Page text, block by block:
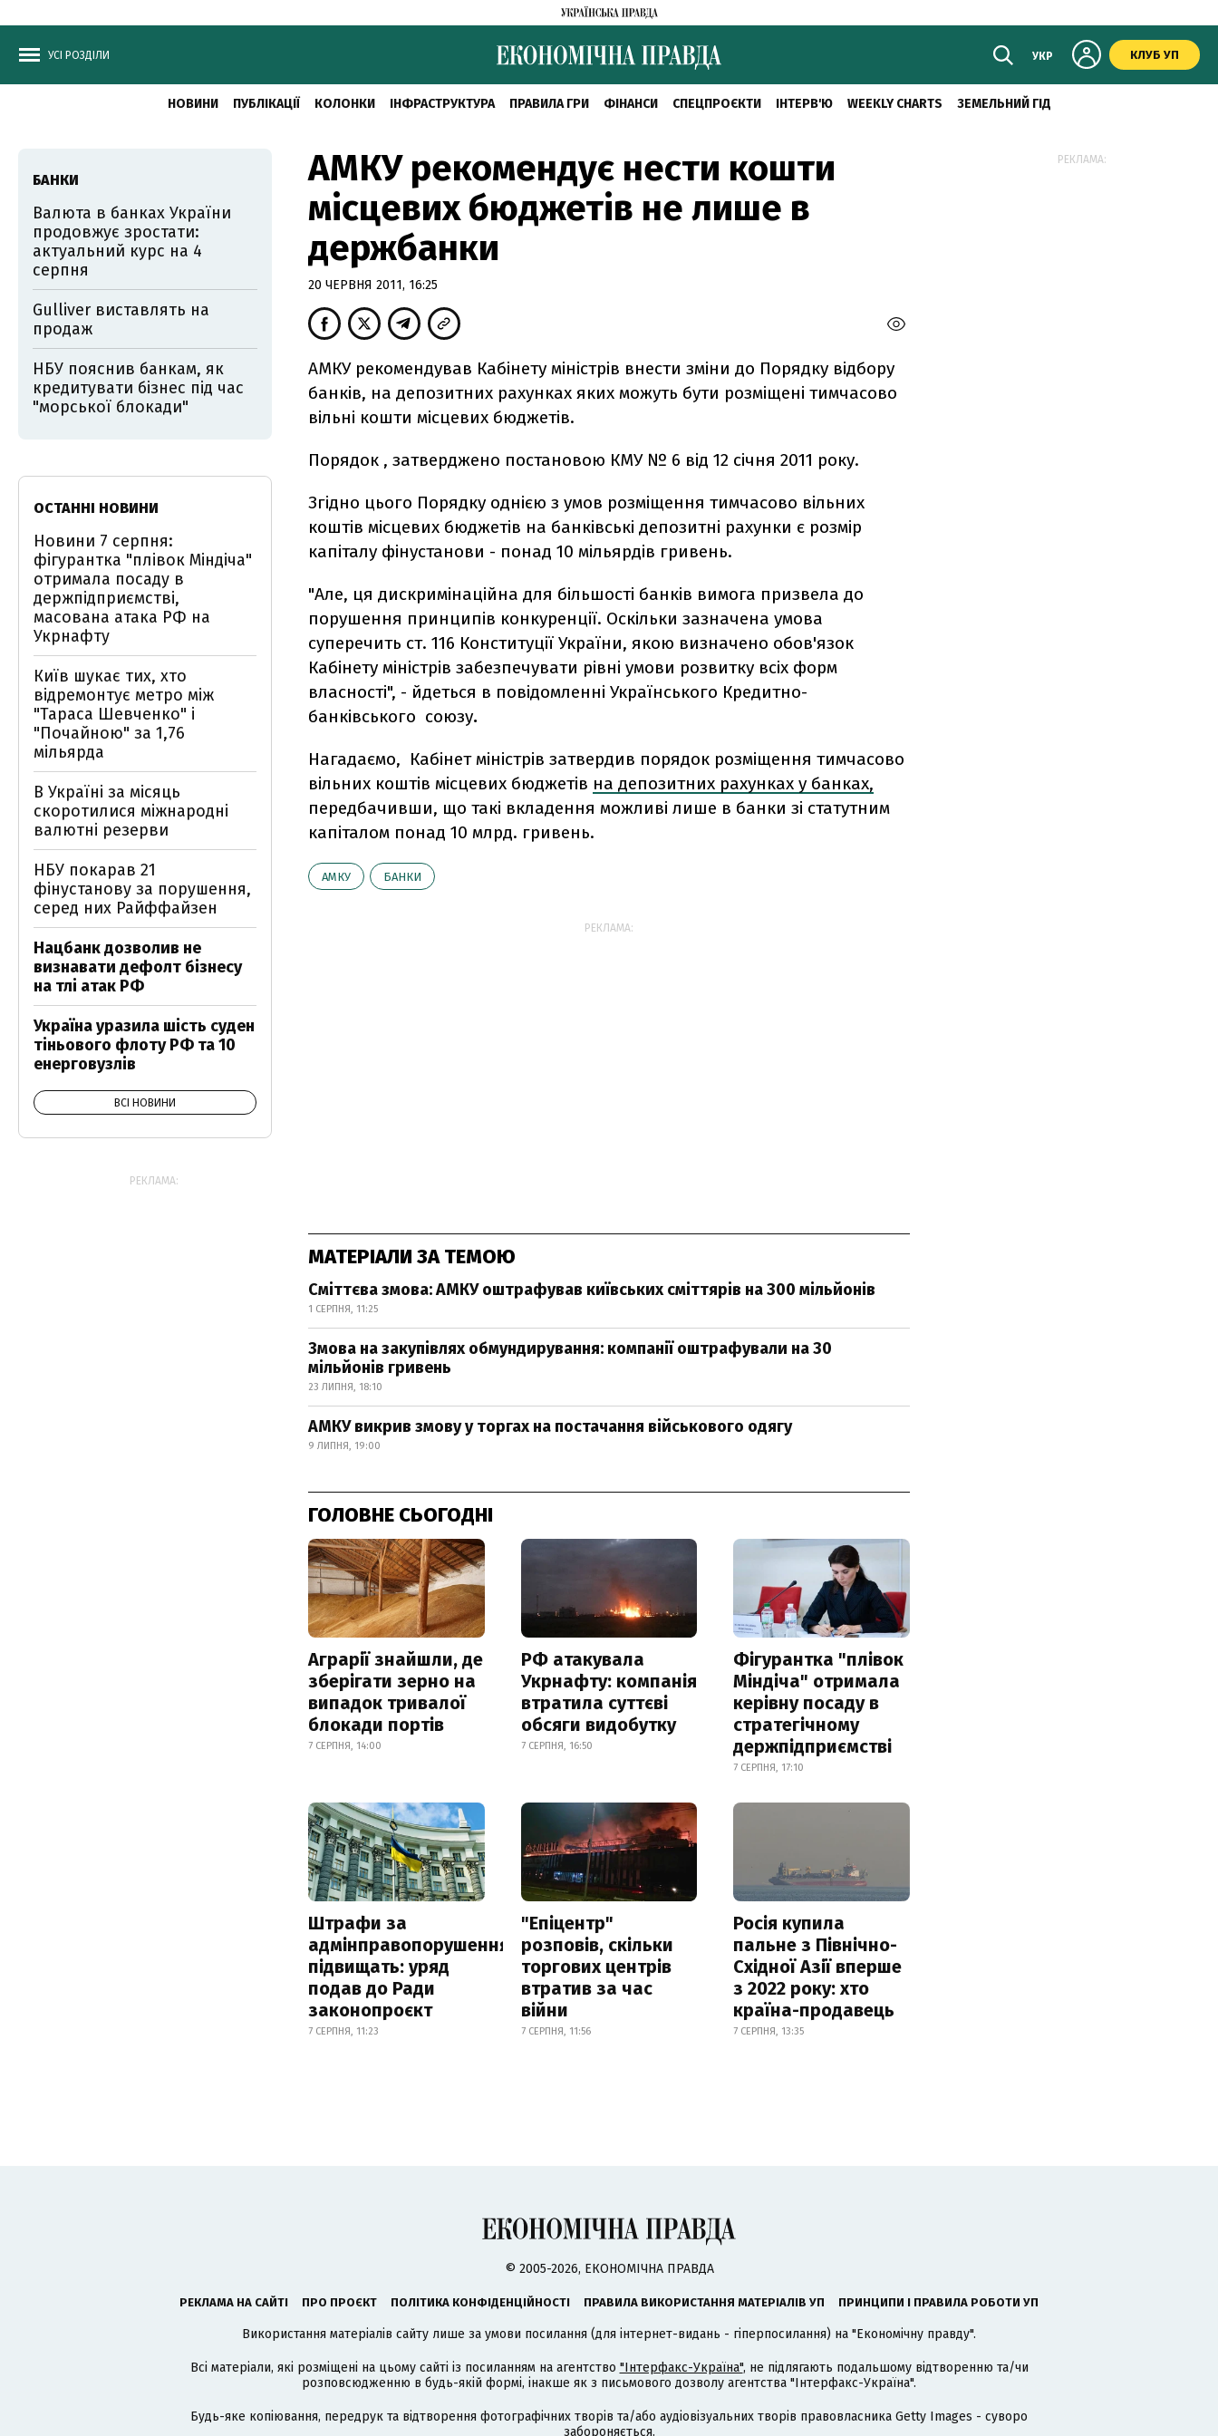
УСІ РОЗДІЛИ УКР КЛУБ УП
НОВИНИ ПУБЛІКАЦІЇ КОЛОНКИ ІНФРАСТРУКТУРА ПРАВИЛА ГРИ ФІНАНСИ СПЕЦПРОЄКТИ ІНТЕРВ'Ю WEEKLY CHARTS ЗЕМЕЛЬНИЙ ГІД
АМКУ рекомендує нести кошти
місцевих бюджетів не лише в
держбанки
20 ЧЕРВНЯ 2011, 16:25
АМКУ рекомендував Кабінету міністрів внести зміни до Порядку відбору
банків, на депозитних рахунках яких можуть бути розміщені тимчасово
вільні кошти місцевих бюджетів.
Порядок , затверджено постановою КМУ № 6 від 12 січня 2011 року.
Згідно цього Порядку однією з умов розміщення тимчасово вільних
коштів місцевих бюджетів на банківські депозитні рахунки є розмір
капіталу фінустанови - понад 10 мільярдів гривень.
"Але, ця дискримінаційна для більшості банків вимога призвела до
порушення принципів конкуренції. Оскільки зазначена умова
суперечить ст. 116 Конституції України, якою визначено обов'язок
Кабінету міністрів забезпечувати рівні умови розвитку всіх форм
власності", - йдеться в повідомленні Українського Кредитно-
банківського союзу.
Нагадаємо, Кабінет міністрів затвердив порядок розміщення тимчасово
вільних коштів місцевих бюджетів на депозитних рахунках у банках,
передбачивши, що такі вкладення можливі лише в банки зі статутним
капіталом понад 10 млрд. гривень.
АМКУ БАНКИ
РЕКЛАМА:
МАТЕРІАЛИ ЗА ТЕМОЮ
Сміттєва змова: АМКУ оштрафував київських сміттярів на 300 мільйонів
1 СЕРПНЯ, 11:25
Змова на закупівлях обмундирування: компанії оштрафували на 30
мільйонів гривень
23 ЛИПНЯ, 18:10
АМКУ викрив змову у торгах на постачання військового одягу
9 ЛИПНЯ, 19:00
ГОЛОВНЕ СЬОГОДНІ
Аграрії знайшли, де
зберігати зерно на
випадок тривалої
блокади портів
7 СЕРПНЯ, 14:00
РФ атакувала
Укрнафту: компанія
втратила суттєві
обсяги видобутку
7 СЕРПНЯ, 16:50
Фігурантка "плівок
Міндіча" отримала
керівну посаду в
стратегічному
держпідприємстві
7 СЕРПНЯ, 17:10
Штрафи за
адмінправопорушення
підвищать: уряд
подав до Ради
законопроєкт
7 СЕРПНЯ, 11:23
"Епіцентр"
розповів, скільки
торгових центрів
втратив за час
війни
7 СЕРПНЯ, 11:56
Росія купила
пальне з Північно-
Східної Азії вперше
з 2022 року: хто
країна-продавець
7 СЕРПНЯ, 13:35
БАНКИ
Валюта в банках України
продовжує зростати:
актуальний курс на 4
серпня
Gulliver виставлять на
продаж
НБУ пояснив банкам, як
кредитувати бізнес під час
"морської блокади"
ОСТАННІ НОВИНИ
Новини 7 серпня:
фігурантка "плівок Міндіча"
отримала посаду в
держпідприємстві,
масована атака РФ на
Укрнафту
Київ шукає тих, хто
відремонтує метро між
"Тараса Шевченко" і
"Почайною" за 1,76
мільярда
В Україні за місяць
скоротилися міжнародні
валютні резерви
НБУ покарав 21
фінустанову за порушення,
серед них Райффайзен
Нацбанк дозволив не
визнавати дефолт бізнесу
на тлі атак РФ
Україна уразила шість суден
тіньового флоту РФ та 10
енерговузлів
ВСІ НОВИНИ
РЕКЛАМА:
РЕКЛАМА:
© 2005-2026, ЕКОНОМІЧНА ПРАВДА
РЕКЛАМА НА САЙТІ ПРО ПРОЄКТ ПОЛІТИКА КОНФІДЕНЦІЙНОСТІ ПРАВИЛА ВИКОРИСТАННЯ МАТЕРІАЛІВ УП ПРИНЦИПИ І ПРАВИЛА РОБОТИ УП
Використання матеріалів сайту лише за умови посилання (для інтернет-видань - гіперпосилання) на "Економічну правду".
Всі матеріали, які розміщені на цьому сайті із посиланням на агентство "Інтерфакс-Україна", не підлягають подальшому відтворенню та/чи
розповсюдженню в будь-якій формі, інакше як з письмового дозволу агентства "Інтерфакс-Україна".
Будь-яке копіювання, передрук та відтворення фотографічних творів та/або аудіовізуальних творів правовласника Getty Images - суворо
забороняється.